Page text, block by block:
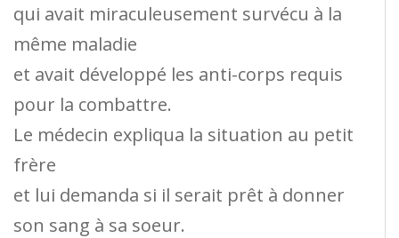
qui avait miraculeusement survécu à la
même maladie
et avait développé les anti-corps requis
pour la combattre.
Le médecin expliqua la situation au petit
frère
et lui demanda si il serait prêt à donner
son sang à sa soeur.